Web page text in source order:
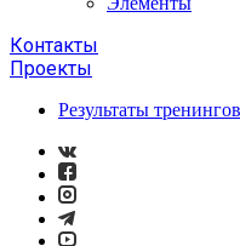
Контакты
Проекты
Результаты